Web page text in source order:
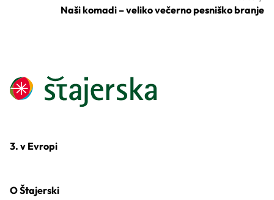
Naši komadi – veliko večerno pesniško branje
3. v Evropi
O Štajerski